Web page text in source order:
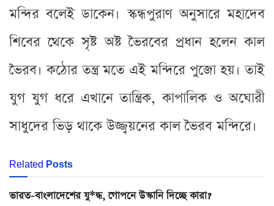
মন্দির বলেই ডাকেন। স্কন্ধপুরাণ অনুসারে মহাদেব
শিবের থেকে সৃষ্ট অষ্ট ভৈরবের প্রধান হলেন কাল
ভৈরব। কঠোর তন্ত্র মতে এই মন্দিরে পুজো হয়। তাই
যুগ যুগ ধরে এখানে তান্ত্রিক, কাপালিক ও অঘোরী
সাধুদের ভিড় থাকে উজ্জ্বয়নের কাল ভৈরব মন্দিরে।
Related Posts
ভারত-বাংলাদেশের যু*দ্ধ, গোপনে উস্কানি দিচ্ছে কারা?